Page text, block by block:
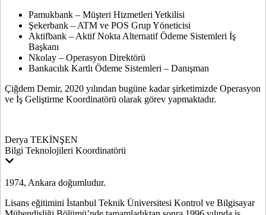
Pamukbank – Müşteri Hizmetleri Yetkilisi
Şekerbank – ATM ve POS Grup Yöneticisi
Aktifbank – Aktif Nokta Alternatif Ödeme Sistemleri İş
Başkanı
Nkolay – Operasyon Direktörü
Bankacılık Kartlı Ödeme Sistemleri – Danışman
Çiğdem Demir, 2020 yılından bugüne kadar şirketimizde Operasyon
ve İş Geliştirme Koordinatörü olarak görev yapmaktadır.
Derya TEKİNŞEN
Bilgi Teknolojileri Koordinatörü
1974, Ankara doğumludur.
Lisans eğitimini İstanbul Teknik Üniversitesi Kontrol ve Bilgisayar